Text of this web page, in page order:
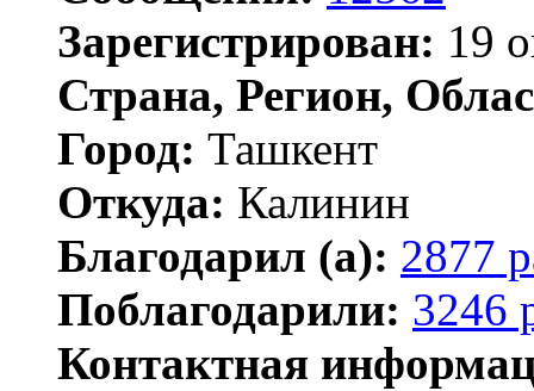
Зарегистрирован: 19
Страна, Регион,
Город: Ташкент
Откуда: Калинин
Благодарил (а): 2877
Поблагодарили: 3246
Контактная